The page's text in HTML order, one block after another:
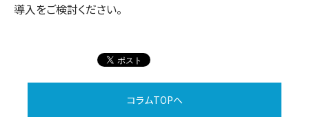
導入をご検討ください。
コラムTOPへ